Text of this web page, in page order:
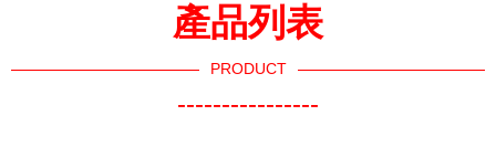
產品列表
PRODUCT
----------------